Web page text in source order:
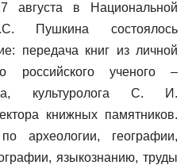
августа в Национальной
Пушкина состоялось
передача книг из личной
российского ученого –
культуролога С. И.
книжных памятников.
археологии, географии,
языкознанию, труды